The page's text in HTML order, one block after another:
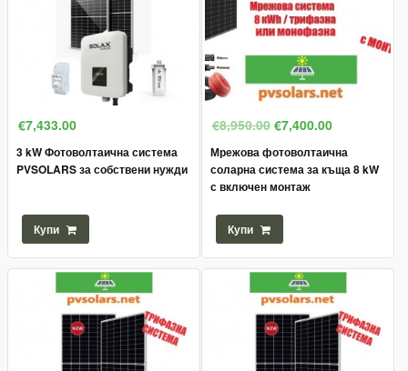
€7,433.00
3 kW Фотоволтаична система
PVSOLARS за собствени нужди
Купи
€8,950.00 €7,400.00
Мрежова фотоволтаична
соларна система за къща 8 kW
с включен монтаж
Купи